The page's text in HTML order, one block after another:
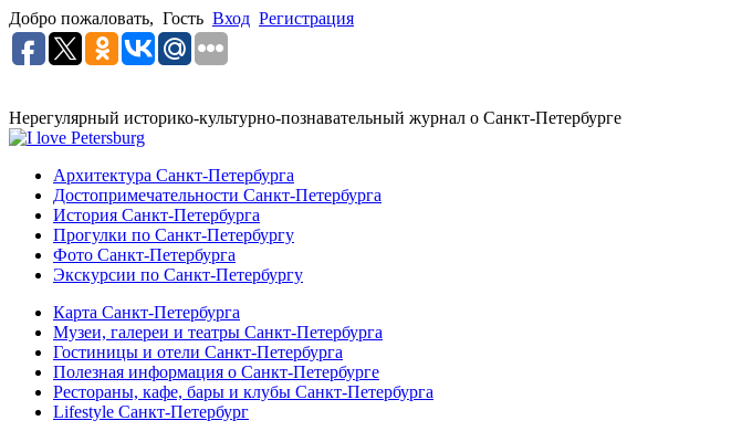
Добро пожаловать, Гость Вход Регистрация
Нерегулярный историко-культурно-познавательный журнал о Санкт-Петербурге
Архитектура Санкт-Петербурга
Достопримечательности Санкт-Петербурга
История Санкт-Петербурга
Прогулки по Санкт-Петербургу
Фото Санкт-Петербурга
Экскурсии по Санкт-Петербургу
Карта Санкт-Петербурга
Музеи, галереи и театры Санкт-Петербурга
Гостиницы и отели Санкт-Петербурга
Полезная информация о Санкт-Петербурге
Рестораны, кафе, бары и клубы Санкт-Петербурга
Lifestyle Санкт-Петербург